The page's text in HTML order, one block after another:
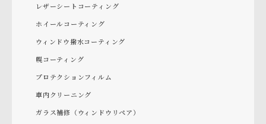
レザーシートコーティング
ホイールコーティング
ウィンドウ撥水コーティング
幌コーティング
プロテクションフィルム
車内クリーニング
ガラス補修（ウィンドウリペア）